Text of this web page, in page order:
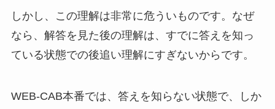
しかし、この理解は非常に危ういものです。なぜ
なら、解答を見た後の理解は、すでに答えを知っ
ている状態での後追い理解にすぎないからです。
WEB-CAB本番では、答えを知らない状態で、しか